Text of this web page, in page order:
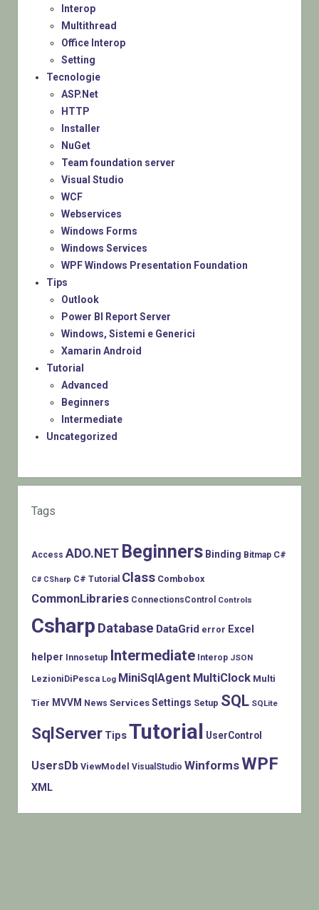
Interop
Multithread
Office Interop
Setting
Tecnologie
ASP.Net
HTTP
Installer
NuGet
Team foundation server
Visual Studio
WCF
Webservices
Windows Forms
Windows Services
WPF Windows Presentation Foundation
Tips
Outlook
Power BI Report Server
Windows, Sistemi e Generici
Xamarin Android
Tutorial
Advanced
Beginners
Intermediate
Uncategorized
Tags
Access ADO.NET Beginners Binding Bitmap C#
C# CSharp C# Tutorial Class Combobox
CommonLibraries ConnectionsControl Controls
Csharp Database DataGrid error Excel
helper Innosetup Intermediate Interop JSON
LezioniDiPesca Log MiniSqlAgent MultiClock Multi
Tier MVVM News Services Settings Setup SQL SQLite
SqlServer TipsTutorial UserControl
UsersDb ViewModel VisualStudio WinformsWPF
XML